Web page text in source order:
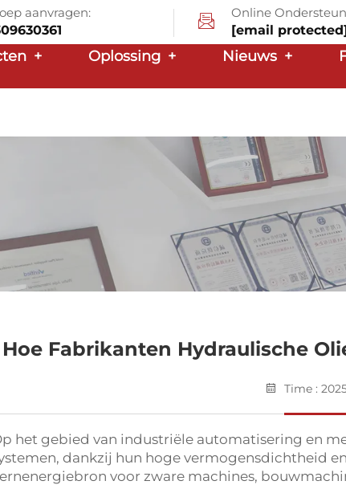
aanvragen:
Online
[email
+ Oplossing + Nieuws +
Hoe Fabrikanten Hydraulische
Time :
het gebied van industriële automatisering en
dankzij hun hoge vermogensdichtheid
voor zware machines,